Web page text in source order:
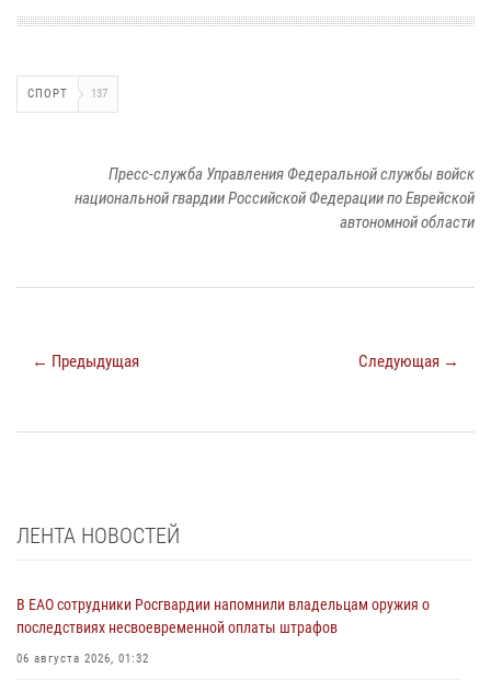
СПОРТ 137
Пресс-служба Управления Федеральной службы войск
национальной гвардии Российской Федерации по Еврейской
автономной области
← Предыдущая Следующая →
ЛЕНТА НОВОСТЕЙ
В ЕАО сотрудники Росгвардии напомнили владельцам оружия о
последствиях несвоевременной оплаты штрафов
06 августа 2026, 01:32